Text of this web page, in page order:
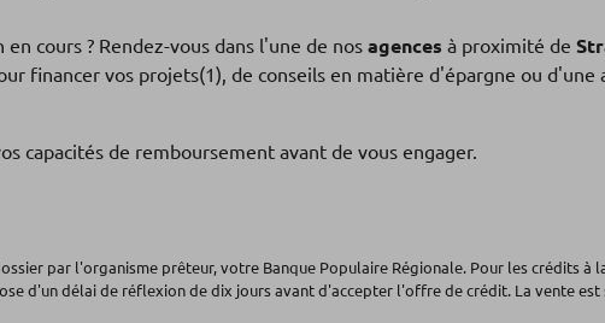
cours ? Rendez-vous dans l'une de nos agences à proximité de
financer vos projets(1), de conseils en matière d'épargne ou d'une
capacités de remboursement avant de vous engager.
par l'organisme prêteur, votre Banque Populaire Régionale. Pour les crédits
d'un délai de réflexion de dix jours avant d'accepter l'offre de crédit. La vente